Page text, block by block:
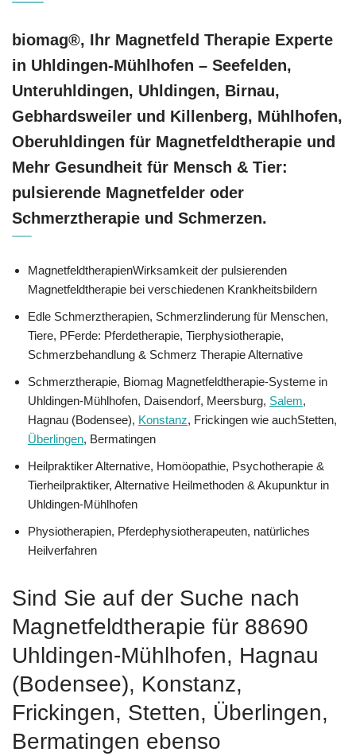
biomag®, Ihr Magnetfeld Therapie Experte
in Uhldingen-Mühlhofen – Seefelden,
Unteruhldingen, Uhldingen, Birnau,
Gebhardsweiler und Killenberg, Mühlhofen,
Oberuhldingen für Magnetfeldtherapie und
Mehr Gesundheit für Mensch & Tier:
pulsierende Magnetfelder oder
Schmerztherapie und Schmerzen.
MagnetfeldtherapienWirksamkeit der pulsierenden
Magnetfeldtherapie bei verschiedenen Krankheitsbildern
Edle Schmerztherapien, Schmerzlinderung für Menschen,
Tiere, PFerde: Pferdetherapie, Tierphysiotherapie,
Schmerzbehandlung & Schmerz Therapie Alternative
Schmerztherapie, Biomag Magnetfeldtherapie-Systeme in
Uhldingen-Mühlhofen, Daisendorf, Meersburg, Salem,
Hagnau (Bodensee), Konstanz, Frickingen wie auchStetten,
Überlingen, Bermatingen
Heilpraktiker Alternative, ‎Homöopathie, ‎Psychotherapie &
‎Tierheilpraktiker, Alternative Heilmethoden & Akupunktur in
Uhldingen-Mühlhofen
Physiotherapien, Pferdephysiotherapeuten, natürliches
Heilverfahren
Sind Sie auf der Suche nach
Magnetfeldtherapie für 88690
Uhldingen-Mühlhofen, Hagnau
(Bodensee), Konstanz,
Frickingen, Stetten, Überlingen,
Bermatingen ebenso